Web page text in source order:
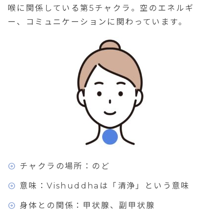
喉に関係している第5チャクラ。空のエネルギ
ー、コミュニケーションに関わっています。
チャクラの場所：のど
意味：Vishuddhaは「清浄」という意味
身体との関係：甲状腺、副甲状腺